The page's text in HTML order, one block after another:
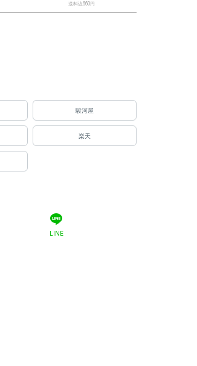
送料込660円
駿河屋
楽天
LINE